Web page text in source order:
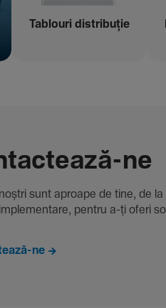
Tablouri distribuție
ne
sunt aproape de tine, de la
pentru a-ți oferi
ne